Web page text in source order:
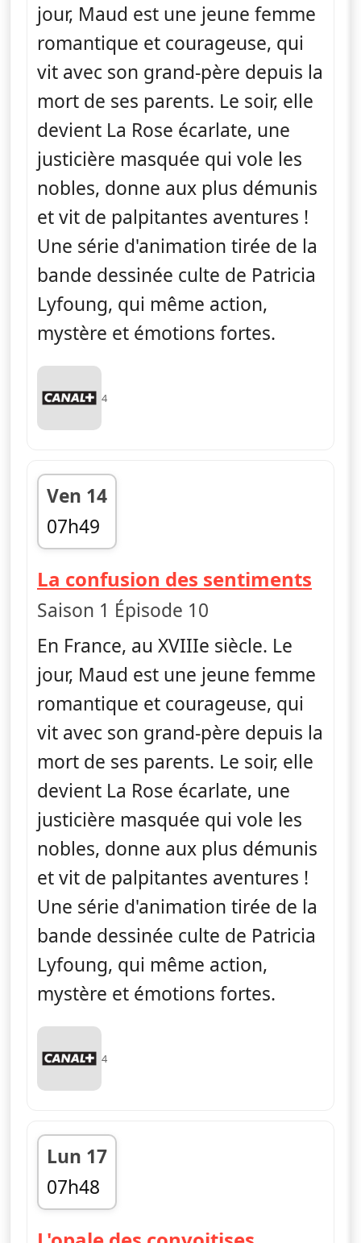
jour, Maud est une jeune femme
romantique et courageuse, qui
vit avec son grand-père depuis la
mort de ses parents. Le soir, elle
devient La Rose écarlate, une
justicière masquée qui vole les
nobles, donne aux plus démunis
et vit de palpitantes aventures !
Une série d'animation tirée de la
bande dessinée culte de Patricia
Lyfoung, qui même action,
mystère et émotions fortes.
4
Ven 14
07h49
fin 08h13
La confusion des sentiments
Saison 1 Épisode 10
En France, au XVIIIe siècle. Le
jour, Maud est une jeune femme
romantique et courageuse, qui
vit avec son grand-père depuis la
mort de ses parents. Le soir, elle
devient La Rose écarlate, une
justicière masquée qui vole les
nobles, donne aux plus démunis
et vit de palpitantes aventures !
Une série d'animation tirée de la
bande dessinée culte de Patricia
Lyfoung, qui même action,
mystère et émotions fortes.
4
Lun 17
07h48
fin 08h12